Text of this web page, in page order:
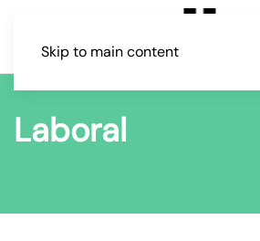
Skip to main content
Laboral